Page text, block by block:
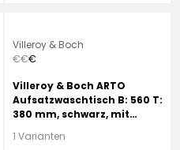
Villeroy & Boch
€€€
Villeroy & Boch ARTO
Aufsatzwaschtisch B: 560 T:
380 mm, schwarz, mit
Hahnloch, mit Überlauf
1 Varianten